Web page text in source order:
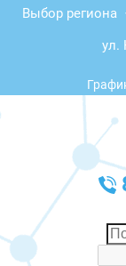
Выбор региона
ул.